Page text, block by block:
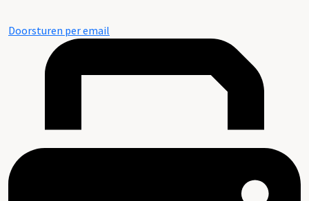
Doorsturen per email